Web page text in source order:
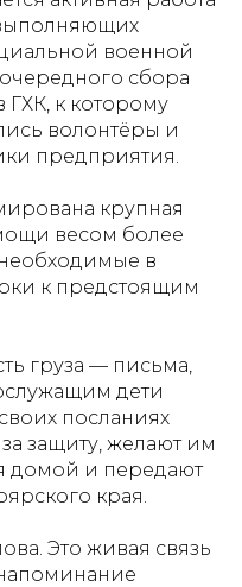
военной
сбора
ГХК, к которому
волонтёры и
предприятия.
крупная
весом более
в
к предстоящим
груза — письма,
дети
посланиях
защиту, желают им
домой и передают
края.
Это живая связь